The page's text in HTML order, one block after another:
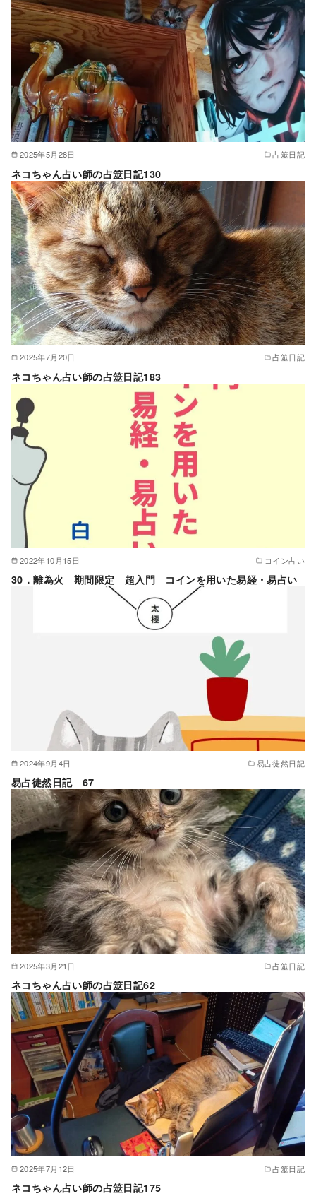
2025年5月28日 占筮日記
ネコちゃん占い師の占筮日記130
2025年7月20日 占筮日記
ネコちゃん占い師の占筮日記183
2022年10月15日 コイン占い
30．離為火 期間限定 超入門 コインを用いた易経・易占い
2024年9月4日 易占徒然日記
易占徒然日記 67
2025年3月21日 占筮日記
ネコちゃん占い師の占筮日記62
2025年7月12日 占筮日記
ネコちゃん占い師の占筮日記175